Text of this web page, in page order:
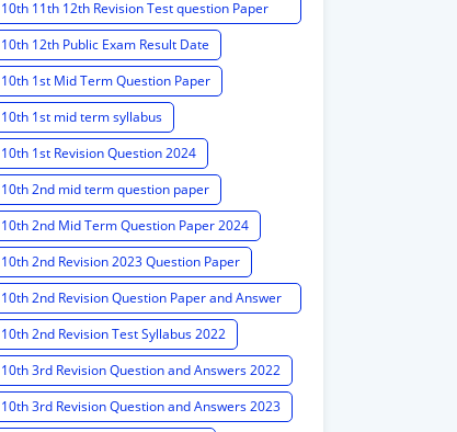
10th 11th 12th Revision Test question Paper
2024
10th 12th Public Exam Result Date
10th 1st Mid Term Question Paper
10th 1st mid term syllabus
10th 1st Revision Question 2024
10th 2nd mid term question paper
10th 2nd Mid Term Question Paper 2024
10th 2nd Revision 2023 Question Paper
10th 2nd Revision Question Paper and Answer
Key
10th 2nd Revision Test Syllabus 2022
10th 3rd Revision Question and Answers 2022
10th 3rd Revision Question and Answers 2023